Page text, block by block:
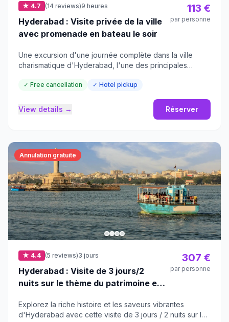
★ 4.7 (14 reviews)9 heures
Hyderabad : Visite privée de la ville
avec promenade en bateau le soir
113 €
par personne
Une excursion d'une journée complète dans la ville
charismatique d'Hyderabad, l'une des principales
✓ Free cancellation ✓ Hotel pickup
View details → Réserver
Annulation gratuite
★ 4.4 (5 reviews)3 jours
Hyderabad : Visite de 3 jours/2
nuits sur le thème du patrimoine et
307 €
par personne
Explorez la riche histoire et les saveurs vibrantes
d'Hyderabad avec cette visite de 3 jours / 2 nuits sur le